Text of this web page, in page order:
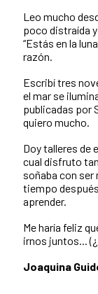
Leo mucho
poco distraída
“Estás en la
razón.
Escribí tres
el mar se
publicadas por
quiero mucho.
Doy talleres de
cual disfruto
soñaba con ser
tiempo
aprender.
Me haría feliz
irnos juntos...
Joaquina